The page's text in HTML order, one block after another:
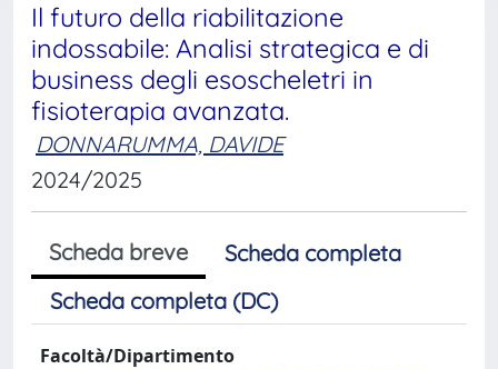
Il futuro della riabilitazione
indossabile: Analisi strategica e di
business degli esoscheletri in
fisioterapia avanzata.
DONNARUMMA, DAVIDE
2024/2025
Scheda breve
Scheda completa
Scheda completa (DC)
Facoltà/Dipartimento